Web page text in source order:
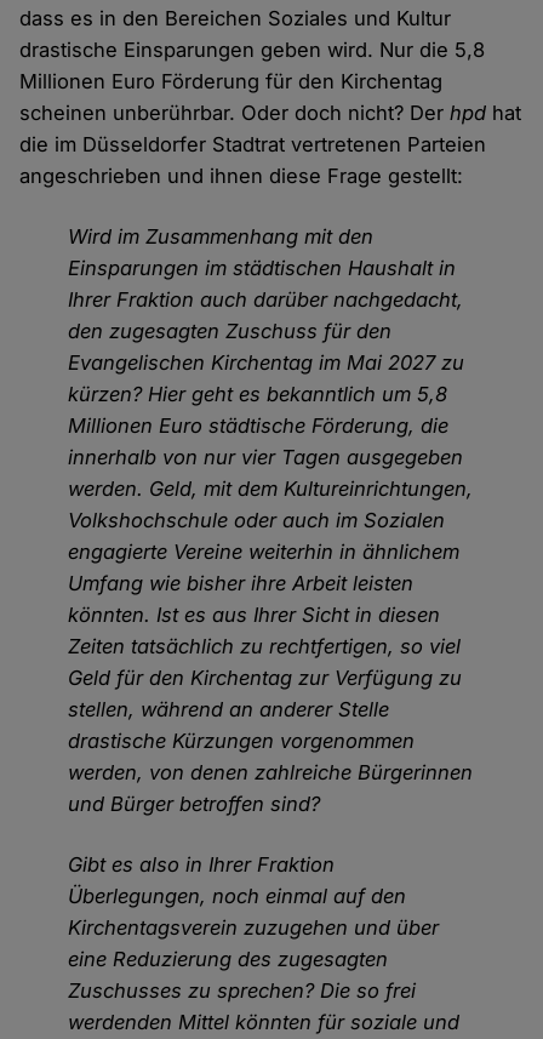
dass es in den Bereichen Soziales und Kultur
drastische Einsparungen geben wird. Nur die 5,8
Millionen Euro Förderung für den Kirchentag
scheinen unberührbar. Oder doch nicht? Derhpd hat
die im Düsseldorfer Stadtrat vertretenen Parteien
angeschrieben und ihnen diese Frage gestellt:
Wird im Zusammenhang mit den
Einsparungen im städtischen Haushalt in
Ihrer Fraktion auch darüber nachgedacht,
den zugesagten Zuschuss für den
Evangelischen Kirchentag im Mai 2027 zu
kürzen? Hier geht es bekanntlich um 5,8
Millionen Euro städtische Förderung, die
innerhalb von nur vier Tagen ausgegeben
werden. Geld, mit dem Kultureinrichtungen,
Volkshochschule oder auch im Sozialen
engagierte Vereine weiterhin in ähnlichem
Umfang wie bisher ihre Arbeit leisten
könnten. Ist es aus Ihrer Sicht in diesen
Zeiten tatsächlich zu rechtfertigen, so viel
Geld für den Kirchentag zur Verfügung zu
stellen, während an anderer Stelle
drastische Kürzungen vorgenommen
werden, von denen zahlreiche Bürgerinnen
und Bürger betroffen sind?
Gibt es also in Ihrer Fraktion
Überlegungen, noch einmal auf den
Kirchentagsverein zuzugehen und über
eine Reduzierung des zugesagten
Zuschusses zu sprechen? Die so frei
werdenden Mittel könnten für soziale und